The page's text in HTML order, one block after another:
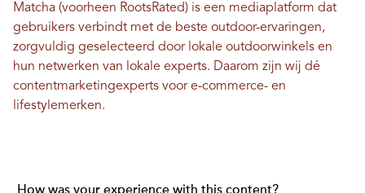
Matcha (voorheen RootsRated) is een mediaplatform dat
gebruikers verbindt met de beste outdoor-ervaringen,
zorgvuldig geselecteerd door lokale outdoorwinkels en
hun netwerken van lokale experts. Daarom zijn wij dé
contentmarketingexperts voor e-commerce- en
lifestylemerken.